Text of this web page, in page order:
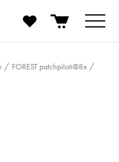
FOREST patchpiloti@8x